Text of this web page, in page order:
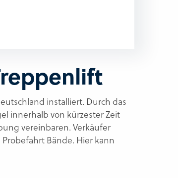
installiert. Durch das
innerhalb von kürzester Zeit
vereinbaren. Verkäufer
Bände. Hier kann